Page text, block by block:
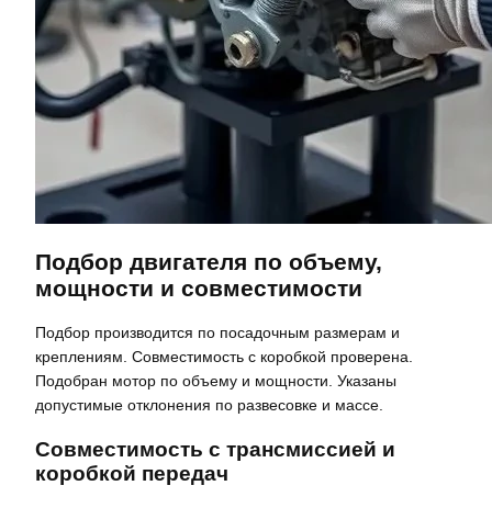
Подбор двигателя по объему,
мощности и совместимости
Подбор производится по посадочным размерам и
креплениям. Совместимость с коробкой проверена.
Подобран мотор по объему и мощности. Указаны
допустимые отклонения по развесовке и массе.
Совместимость с трансмиссией и
коробкой передач